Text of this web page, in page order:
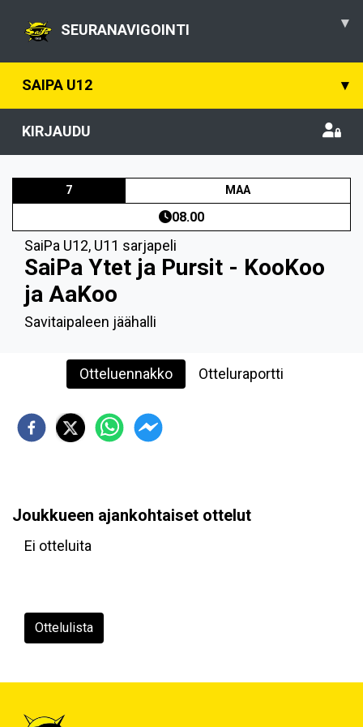
SEURANAVIGOINTI ▾
SAIPA U12 ▾
KIRJAUDU
7 MAA
08.00
SaiPa U12, U11 sarjapeli
SaiPa Ytet ja Pursit - KooKoo
ja AaKoo
Savitaipaleen jäähalli
Otteluennakko Otteluraportti
Joukkueen ajankohtaiset ottelut
Ei otteluita
Ottelulista